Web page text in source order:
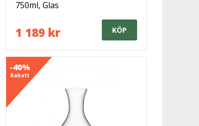
750ml, Glas
1 189 kr KÖP
-40%
Rabatt